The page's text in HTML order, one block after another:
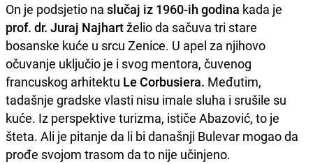
On je podsjetio na slučaj iz 1960-ih godina kada je
prof. dr. Juraj Najhartželio da sačuva tri stare
bosanske kuće u srcu Zenice. U apel za njihovo
očuvanje uključio je i svog mentora, čuvenog
francuskog arhitektu Le Corbusiera. Međutim,
tadašnje gradske vlasti nisu imale sluha i srušile su
kuće. Iz perspektive turizma, ističe Abazović, to je
šteta. Ali je pitanje da li bi današnji Bulevar mogao da
prođe svojom trasom da to nije učinjeno.